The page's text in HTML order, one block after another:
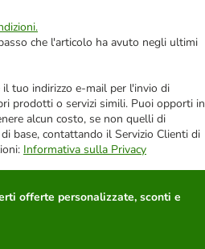
che l'articolo ha avuto negli ultimi
tuo indirizzo e-mail per l'invio di
prodotti o servizi simili. Puoi opporti in
alcun costo, se non quelli di
base, contattando il Servizio Clienti di
Informativa sulla Privacy
offerte personalizzate, sconti e